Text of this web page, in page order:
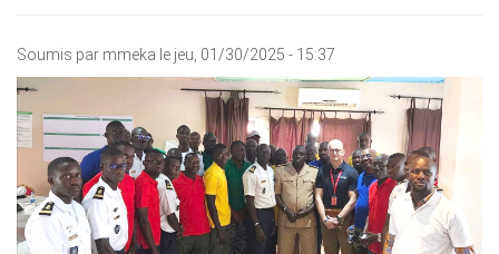
Soumis par mmeka le jeu, 01/30/2025 - 15:37